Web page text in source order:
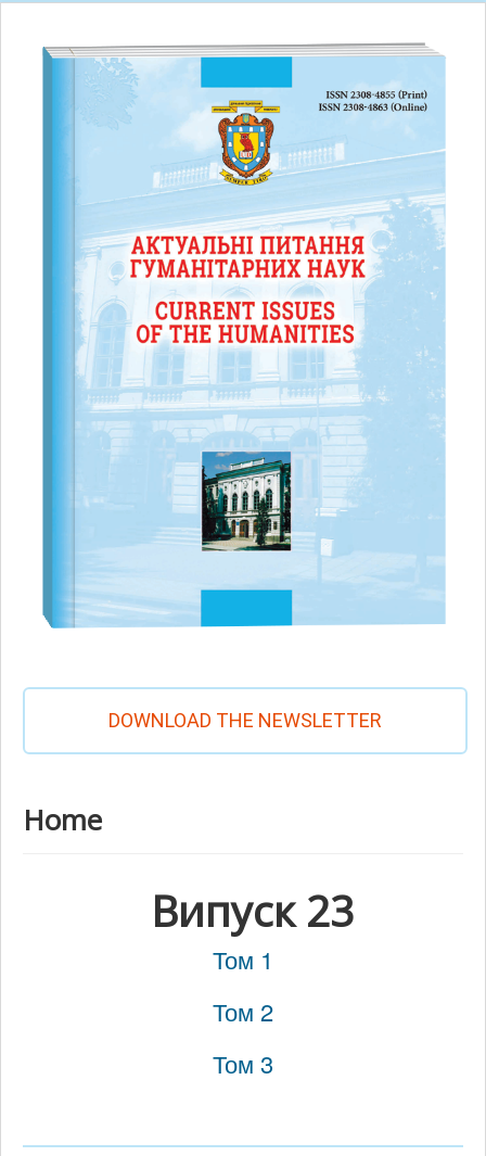
DOWNLOAD THE NEWSLETTER
Home
Випуск 23
Том 1
Том 2
Том 3